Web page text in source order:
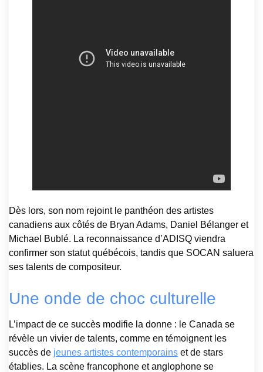
Dès lors, son nom rejoint le panthéon des artistes
canadiens aux côtés de Bryan Adams, Daniel Bélanger et
Michael Bublé. La reconnaissance d’ADISQ viendra
confirmer son statut québécois, tandis que SOCAN saluera
ses talents de compositeur.
Une onde de choc culturelle
L’impact de ce succès modifie la donne : le Canada se
révèle un vivier de talents, comme en témoignent les
succès de jeunes artistes contemporains et de stars
établies. La scène francophone et anglophone se